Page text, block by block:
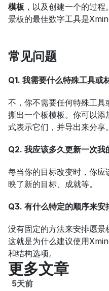
模板 ，以及创建一个的过
景板的最佳数字工具是
常见问题
Q1. 我需要什么特殊工具或
不，你不需要任何特殊工
撕出一个板模板。你可以
式表示它们，并导出来分享。
Q2. 我应该多久更新一次我
每当你的目标改变时，你应
映了新的目标、成就等。
Q3. 有什么特定的顺序来安
没有固定的方法来安排愿景
这就是为什么建议使用
和结构选项。
更多文章
5天前